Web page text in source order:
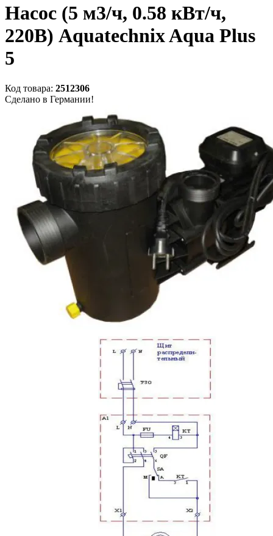
Насос (5 м3/ч, 0.58 кВт/ч,
220В) Aquatechnix Aqua Plus
5
Код товара: 2512306
Сделано в Германии!